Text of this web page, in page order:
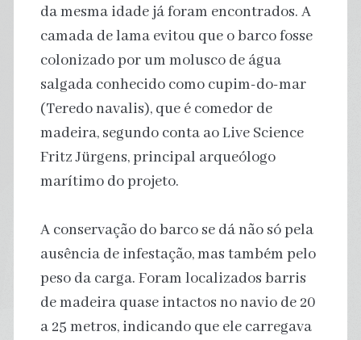
da mesma idade já foram encontrados. A
camada de lama evitou que o barco fosse
colonizado por um molusco de água
salgada conhecido como cupim-do-mar
(Teredo navalis), que é comedor de
madeira, segundo conta ao Live Science
Fritz Jürgens, principal arqueólogo
marítimo do projeto.
A conservação do barco se dá não só pela
ausência de infestação, mas também pelo
peso da carga. Foram localizados barris
de madeira quase intactos no navio de 20
a 25 metros, indicando que ele carregava